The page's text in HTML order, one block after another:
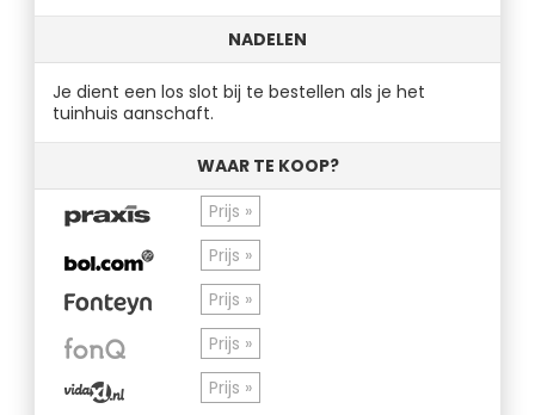
NADELEN
Je dient een los slot bij te bestellen als je het
tuinhuis aanschaft.
WAAR TE KOOP?
Prijs »
Prijs »
Prijs »
Prijs »
Prijs »